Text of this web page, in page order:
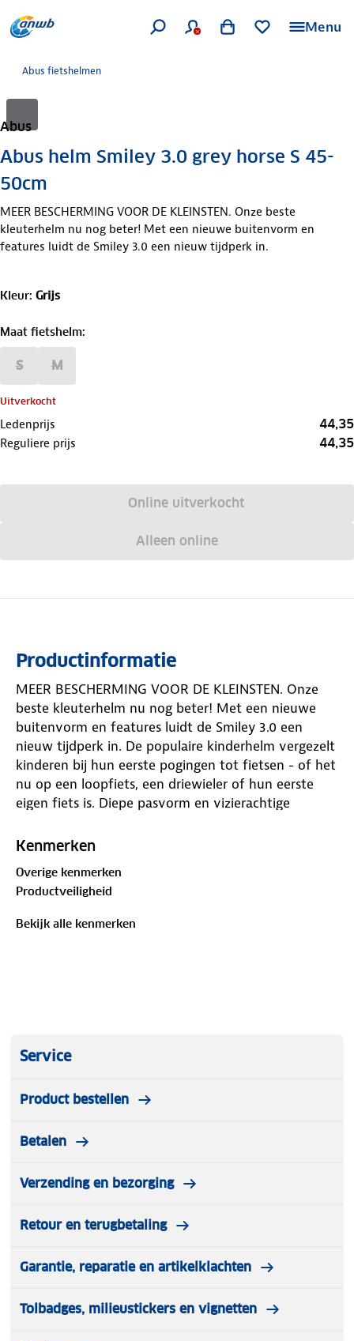
Menu
Abus fietshelmen
Abus
Abus helm Smiley 3.0 grey horse S 45-
50cm
MEER BESCHERMING VOOR DE KLEINSTEN. Onze beste
kleuterhelm nu nog beter! Met een nieuwe buitenvorm en
features luidt de Smiley 3.0 een nieuw tijdperk in.
Kleur: Grijs
Maat fietshelm:
S M
Uitverkocht
Ledenprijs 44,35
Reguliere prijs 44,35
Online uitverkocht
Alleen online
Productinformatie
MEER BESCHERMING VOOR DE KLEINSTEN. Onze
beste kleuterhelm nu nog beter! Met een nieuwe
buitenvorm en features luidt de Smiley 3.0 een
nieuw tijdperk in. De populaire kinderhelm vergezelt
kinderen bij hun eerste pogingen tot fietsen - of het
nu op een loopfiets, een driewieler of hun eerste
eigen fiets is. Diepe pasvorm en vizierachtige
kan aan de hoofdomvang worden aangepast -
achterhoofd. Het verstelsysteem biedt een extra
voordeel voor kinderen met lang haar. Het kan
ruimte scheppen voor een vlecht. Het stelwieltje
effen kleuren. Met zoveel keuze zullen alle jongers
Kenmerken
Overige kenmerken
Productveiligheid
Bekijk alle kenmerken
Service
Product bestellen
Betalen
Verzending en bezorging
Retour en terugbetaling
Garantie, reparatie en artikelklachten
Tolbadges, milieustickers en vignetten